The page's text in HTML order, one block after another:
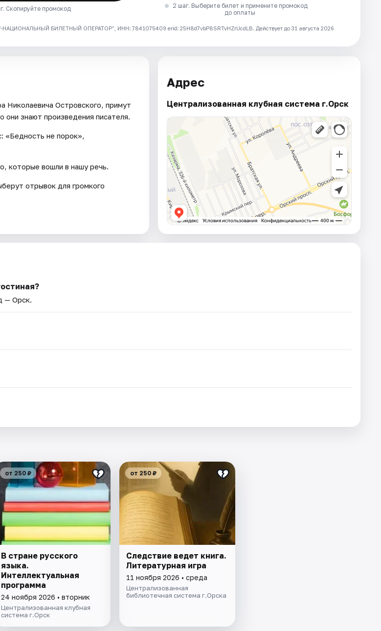
Скопируйте промокод
2 шаг. Выберите билет и примените промокод
до оплаты
БИЛЕТНЫЙ ОПЕРАТОР", ИНН: 7841075409 erid: 25H8d7vbP8SRTvHZrUcdLB. Действует до 31 августа 2026
Николаевича Островского, примут
они знают произведения писателя.
«Бедность не порок»,
которые вошли в нашу речь.
отрывок для громкого
Адрес
Централизованная клубная система г.Орск
— Орск.
от 250 ₽
В стране русского
языка.
Интеллектуальная
программа
24 ноября 2026 • вторник
Централизованная клубная
система г.Орск
от 250 ₽
Следствие ведет книга.
Литературная игра
11 ноября 2026 • среда
Централизованная
библиотечная система г.Орска